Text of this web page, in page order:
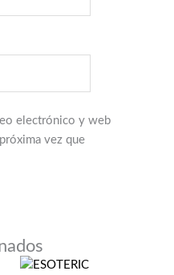
electrónico y web
vez que